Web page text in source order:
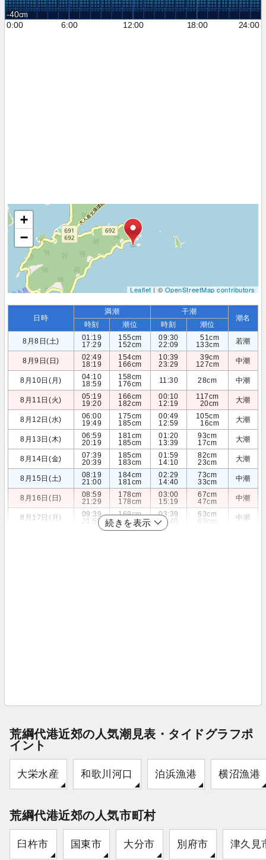
-40
0:00
6:00 12:00 18:00 24:00
+
−
Leaflet| ©OpenStreetMap contributors
日時
満潮 干潮
潮名
時刻 潮位 時刻
潮位
8月8日(土)
01:19
17:29
155cm
152cm
09:30
22:09
51cm
133cm
若潮
8月9日(日)
02:49
18:19
154cm
166cm
10:39
23:29
39cm
127cm
中潮
8月10日(月)
04:10
18:59
158cm
176cm
11:30 28cm 中潮
8月11日(火)
05:19
19:20
166cm
182cm
00:10
12:19
117cm
20cm
大潮
8月12日(水)
06:00
19:49
175cm
185cm
00:49
12:59
105cm
16cm
大潮
8月13日(木)
06:59
20:19
181cm
185cm
01:20
13:39
93cm
17cm
大潮
8月14日(金)
07:39
20:39
185cm
183cm
01:59
14:10
82cm
23cm
大潮
8月15日(土)
08:19
21:00
184cm
181cm
02:29
14:40
73cm
33cm
中潮
8月16日(日)
08:59
21:29
178cm
178cm
03:00
15:19
67cm
47cm
中潮
8月17日(月)
09:39
21:59
169cm
174cm
03:39
15:40
63cm
63cm
中潮
続きを表示
荒綱代港近郊の人気潮見表・タイドグラフポ
イント
大栄水産 和歌川河口 泊浜漁港 横沼漁港
荒綱代港近郊の人気市町村
臼杵市 国東市 大分市 別府市 津久見